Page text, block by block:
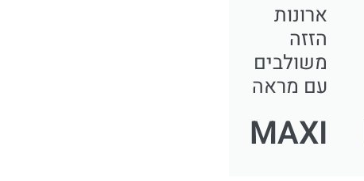
ארונות
הזזה
משולבים
עם מראה
MAXI